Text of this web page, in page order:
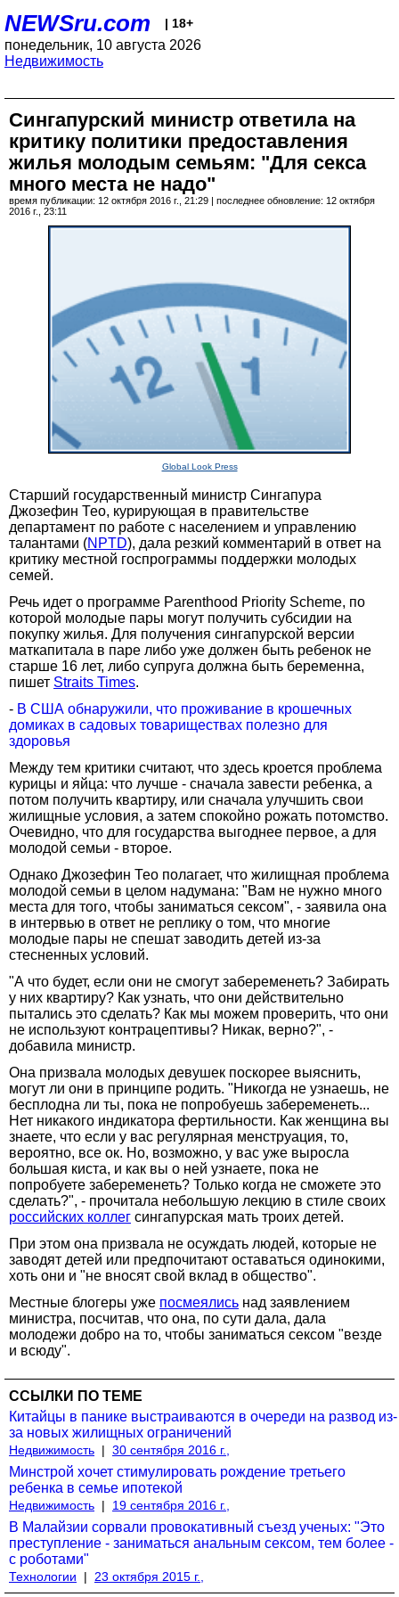
NEWSru.com | 18+
понедельник, 10 августа 2026
Недвижимость
Сингапурский министр ответила на
критику политики предоставления
жилья молодым семьям: "Для секса
много места не надо"
время публикации: 12 октября 2016 г., 21:29 | последнее обновление: 12 октября
2016 г., 23:11
Global Look Press
Старший государственный министр Сингапура
Джозефин Тео, курирующая в правительстве
департамент по работе с населением и управлению
талантами (NPTD), дала резкий комментарий в ответ на
критику местной госпрограммы поддержки молодых
семей.
Речь идет о программе Parenthood Priority Scheme, по
которой молодые пары могут получить субсидии на
покупку жилья. Для получения сингапурской версии
маткапитала в паре либо уже должен быть ребенок не
старше 16 лет, либо супруга должна быть беременна,
пишет Straits Times.
- В США обнаружили, что проживание в крошечных
домиках в садовых товариществах полезно для
здоровья
Между тем критики считают, что здесь кроется проблема
курицы и яйца: что лучше - сначала завести ребенка, а
потом получить квартиру, или сначала улучшить свои
жилищные условия, а затем спокойно рожать потомство.
Очевидно, что для государства выгоднее первое, а для
молодой семьи - второе.
Однако Джозефин Тео полагает, что жилищная проблема
молодой семьи в целом надумана: "Вам не нужно много
места для того, чтобы заниматься сексом", - заявила она
в интервью в ответ не реплику о том, что многие
молодые пары не спешат заводить детей из-за
стесненных условий.
"А что будет, если они не смогут забеременеть? Забирать
у них квартиру? Как узнать, что они действительно
пытались это сделать? Как мы можем проверить, что они
не используют контрацептивы? Никак, верно?", -
добавила министр.
Она призвала молодых девушек поскорее выяснить,
могут ли они в принципе родить. "Никогда не узнаешь, не
бесплодна ли ты, пока не попробуешь забеременеть...
Нет никакого индикатора фертильности. Как женщина вы
знаете, что если у вас регулярная менструация, то,
вероятно, все ок. Но, возможно, у вас уже выросла
большая киста, и как вы о ней узнаете, пока не
попробуете забеременеть? Только когда не сможете это
сделать?", - прочитала небольшую лекцию в стиле своих
российских коллег сингапурская мать троих детей.
При этом она призвала не осуждать людей, которые не
заводят детей или предпочитают оставаться одинокими,
хоть они и "не вносят свой вклад в общество".
Местные блогеры уже посмеялись над заявлением
министра, посчитав, что она, по сути дала, дала
молодежи добро на то, чтобы заниматься сексом "везде
и всюду".
ССЫЛКИ ПО ТЕМЕ
Китайцы в панике выстраиваются в очереди на развод из-
за новых жилищных ограничений
Недвижимость | 30 сентября 2016 г.,
Минстрой хочет стимулировать рождение третьего
ребенка в семье ипотекой
Недвижимость | 19 сентября 2016 г.,
В Малайзии сорвали провокативный съезд ученых: "Это
преступление - заниматься анальным сексом, тем более -
с роботами"
Технологии | 23 октября 2015 г.,